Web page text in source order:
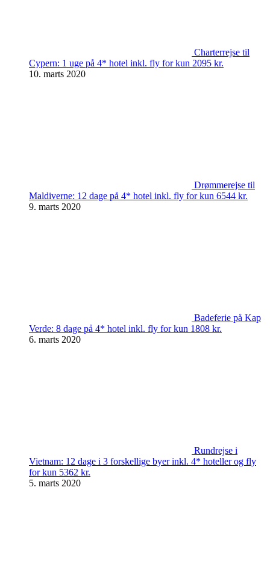
Charterrejse til
Cypern: 1 uge på 4* hotel inkl. fly for kun 2095 kr.
10. marts 2020
Drømmerejse til
Maldiverne: 12 dage på 4* hotel inkl. fly for kun 6544 kr.
9. marts 2020
Badeferie på Kap
Verde: 8 dage på 4* hotel inkl. fly for kun 1808 kr.
6. marts 2020
Rundrejse i
Vietnam: 12 dage i 3 forskellige byer inkl. 4* hoteller og fly
for kun 5362 kr.
5. marts 2020